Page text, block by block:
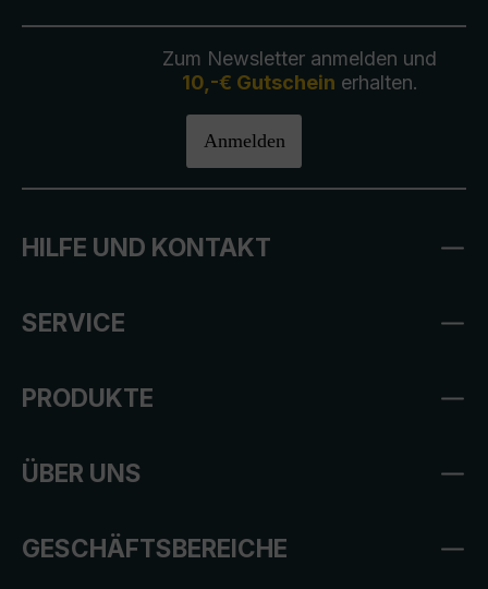
Zum Newsletter anmelden und
10,-€ Gutschein erhalten.
Anmelden
HILFE UND KONTAKT
SERVICE
PRODUKTE
ÜBER UNS
GESCHÄFTSBEREICHE